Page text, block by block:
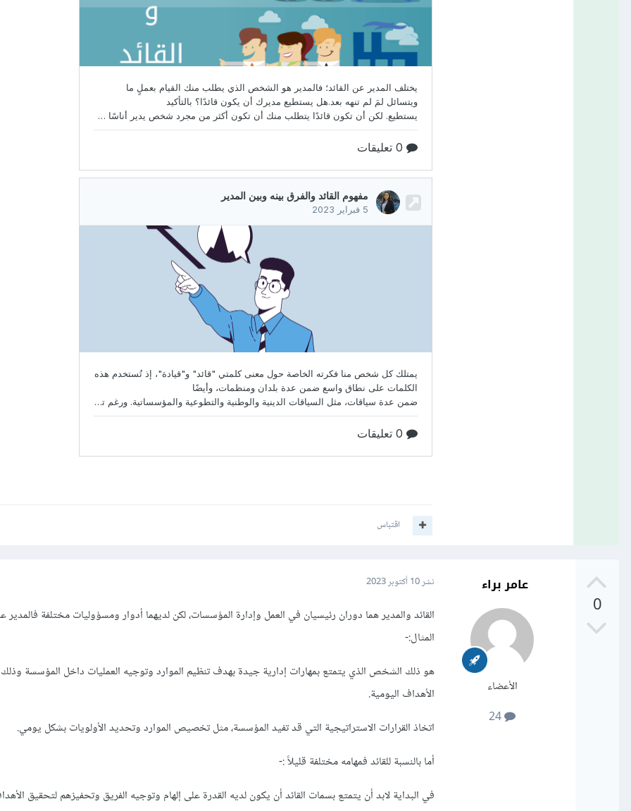
اقتباس
0
عامر براء
الأعضاء
نشر10 أكتوبر 2023
القائد والمدير هما دوران رئيسيان في العمل وإدارة المؤسسات، لكن لديهما أدوار ومسؤوليات مختلفة
المثال:-
هو ذلك الشخص الذي يتمتع بمهارات إدارية جيدة بهدف تنظيم الموارد وتوجيه العمليات داخل المؤسسة
الأهداف اليومية.
اتخاذ القرارات الاستراتيجية التي قد تفيد المؤسسة، مثل تخصيص الموارد وتحديد الأولويات بشكل يومي.
أما بالنسبة للقائد فمهامه مختلفة قليلاً :-
في البداية لابد أن يتمتع بسمات القائد أن يكون لديه القدرة على إلهام وتوجيه الفريق وتحفيزهم لتحقيق